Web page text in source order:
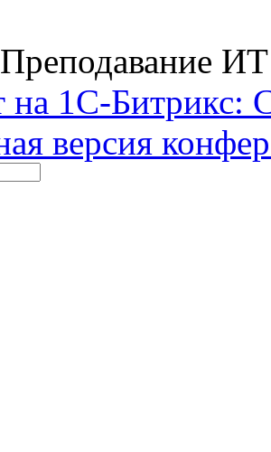
на 1С-Битрикс:
версия